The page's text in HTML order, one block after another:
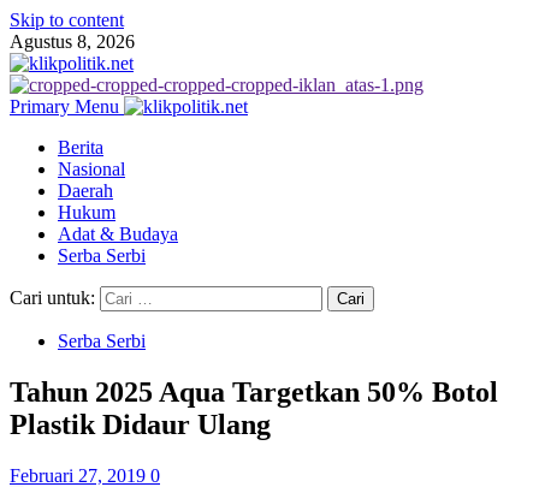
Skip to content
Agustus 8, 2026
Primary Menu
Berita
Nasional
Daerah
Hukum
Adat & Budaya
Serba Serbi
Cari untuk:
Serba Serbi
Tahun 2025 Aqua Targetkan 50% Botol
Plastik Didaur Ulang
Februari 27, 2019 0